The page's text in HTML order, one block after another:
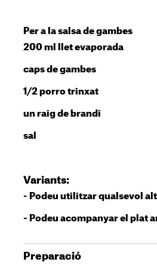
Per a la salsa de gambes
200 ml llet evaporada
caps de gambes
1/2 porro trinxat
un raig de brandi
sal
Variants:
- Podeu utilitzar qualsevol
- Podeu acompanyar el plat
Preparació